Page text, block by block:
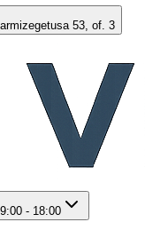
53, of. 3
- 18:00